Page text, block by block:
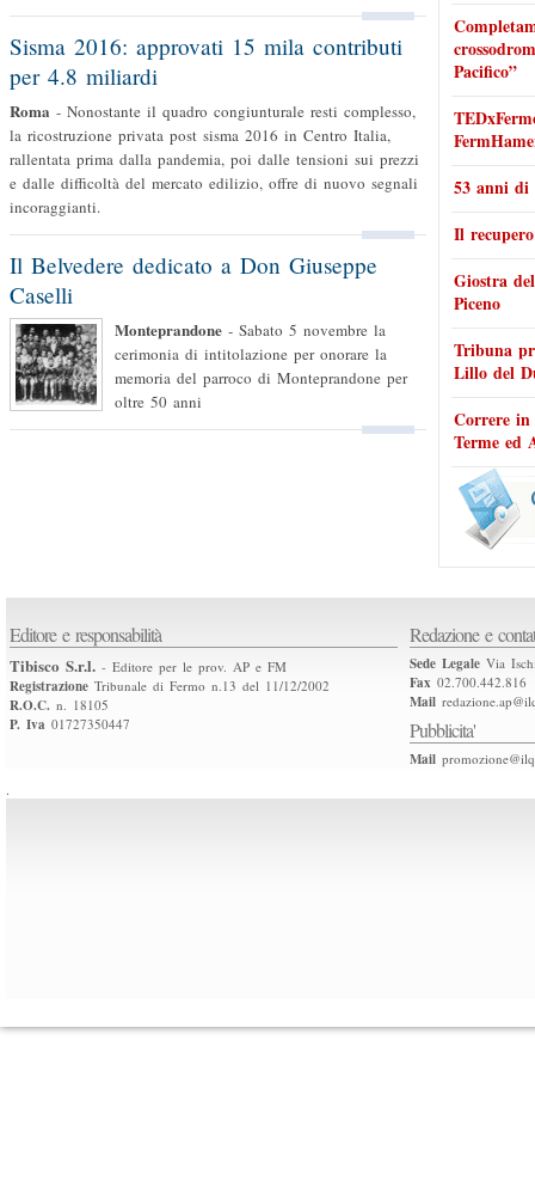
Sisma 2016: approvati 15 mila contributi
per 4.8 miliardi
Roma - Nonostante il quadro congiunturale resti complesso,
la ricostruzione privata post sisma 2016 in Centro Italia,
rallentata prima dalla pandemia, poi dalle tensioni sui prezzi
e dalle difficoltà del mercato edilizio, offre di nuovo segnali
incoraggianti.
Il Belvedere dedicato a Don Giuseppe
Caselli
Monteprandone - Sabato 5 novembre la
cerimonia di intitolazione per onorare la
memoria del parroco di Monteprandone per
oltre 50 anni
Pacifico”
53 anni di
Il
Giostra
Piceno
Tribuna
Lillo del
Correre in
Terme ed
Editore e responsabilità
Tibisco S.r.l. - Editore per le prov. AP e FM
Registrazione Tribunale di Fermo n.13 del 11/12/2002
R.O.C. n. 18105
P. Iva 01727350447
Redazione e
Sede Legale Via
Fax 02.700.442.816
Mail
Pubblicita'
Mail
.